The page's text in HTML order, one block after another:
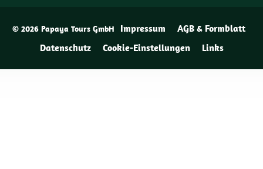
© 2026 Papaya Tours GmbH Impressum
AGB & Formblatt
Datenschutz
Cookie-Einstellungen Links